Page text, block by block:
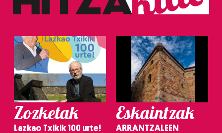
Zozketak
Lazkao Txikik 100 urte!
Eskaintzak
ARRANTZALEEN